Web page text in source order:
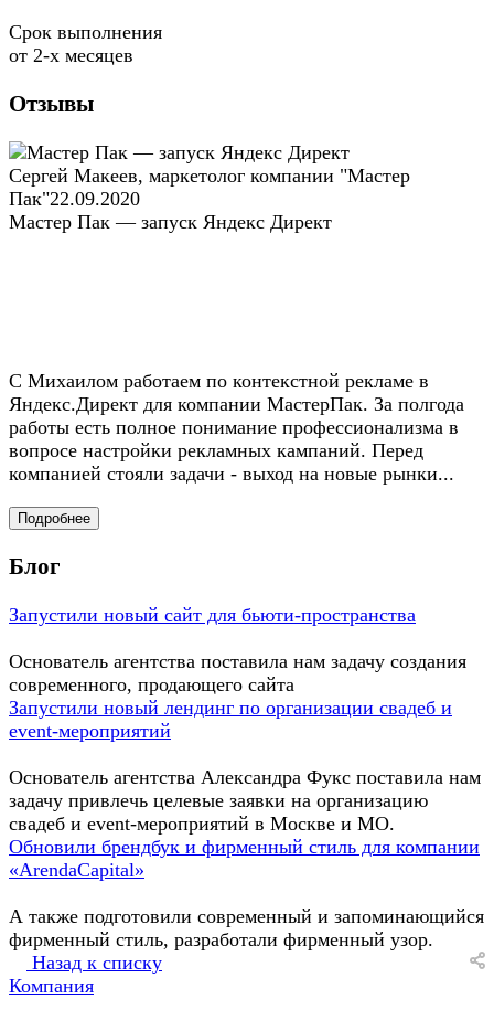
Срок выполнения
от 2-х месяцев
Отзывы
Сергей Макеев, маркетолог компании "Мастер
Пак"22.09.2020
Мастер Пак — запуск Яндекс Директ
С Михаилом работаем по контекстной рекламе в
Яндекс.Директ для компании МастерПак. За полгода
работы есть полное понимание профессионализма в
вопросе настройки рекламных кампаний. Перед
компанией стояли задачи - выход на новые рынки...
Подробнее
Блог
Запустили новый сайт для бьюти-пространства
Основатель агентства поставила нам задачу создания
современного, продающего сайта
Запустили новый лендинг по организации свадеб и
event-мероприятий
Основатель агентства Александра Фукс поставила нам
задачу привлечь целевые заявки на организацию
свадеб и event-мероприятий в Москве и МО.
Обновили брендбук и фирменный стиль для компании
«ArendaCapital»
А также подготовили современный и запоминающийся
фирменный стиль, разработали фирменный узор.
Назад к списку
Компания